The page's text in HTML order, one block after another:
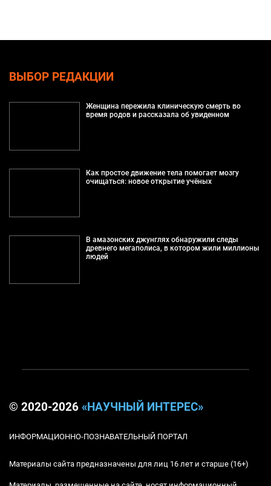
ВЫБОР РЕДАКЦИИ
Женщина пережила клиническую смерть во
время родов и рассказала об увиденном
Как простое движение тела помогает мозгу
очищаться: новое открытие учёных
В амазонских джунглях обнаружили следы
древнего мегаполиса, в котором жили миллионы
людей
© 2020-2026 «НАУЧНЫЙ ИНТЕРЕС»
ИНФОРМАЦИОННО-ПОЗНАВАТЕЛЬНЫЙ ПОРТАЛ
Материалы сайта предназначены для лиц 16 лет и старше (16+)